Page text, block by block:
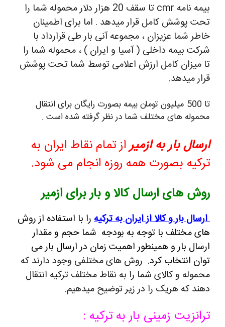
بیمه نامه cmr تا سقف 20 هزار دلار محموله شما را
تحت پوشش کامل قرار میدهد . اما برای اطمینان
خاطر شما عزیزان ، مجموعه آنی بار طی قرارداد با
شرکت بیمه داخلی ( آسیا و ایران ) ، محموله شما را
تا میزان کامل ارزش اعلامی توسط شما تحت پوشش
قرار میدهد.
تا 500 میلیون تومان بیمه بصورت رایگان برای انتقال
محموله های مختلف شما در نظر گرفته شده است .
ارسال بار به ازمیراز تمام نقاط ایران به
ترکیه بصورت همه روزه انجام می شود.
روش های ارسال کالا و بار برای ازمیر
ارسال بار و کالا از ایران به ترکیه را با استفاده از روش
های مختلف با توجه به بودجه شما حجم و مقدار
ارسال بار و همینطور اهمیت زمان در ارسال بار می
توان انتخاب کرد. روش های مختلفی وجود دارند که
محموله و کالای شما را به نقاط مختلف ترکیه انتقال
دهند که هریک را در زیر توضیح میدهیم.
ترانزیت زمینی بار به ترکیه :